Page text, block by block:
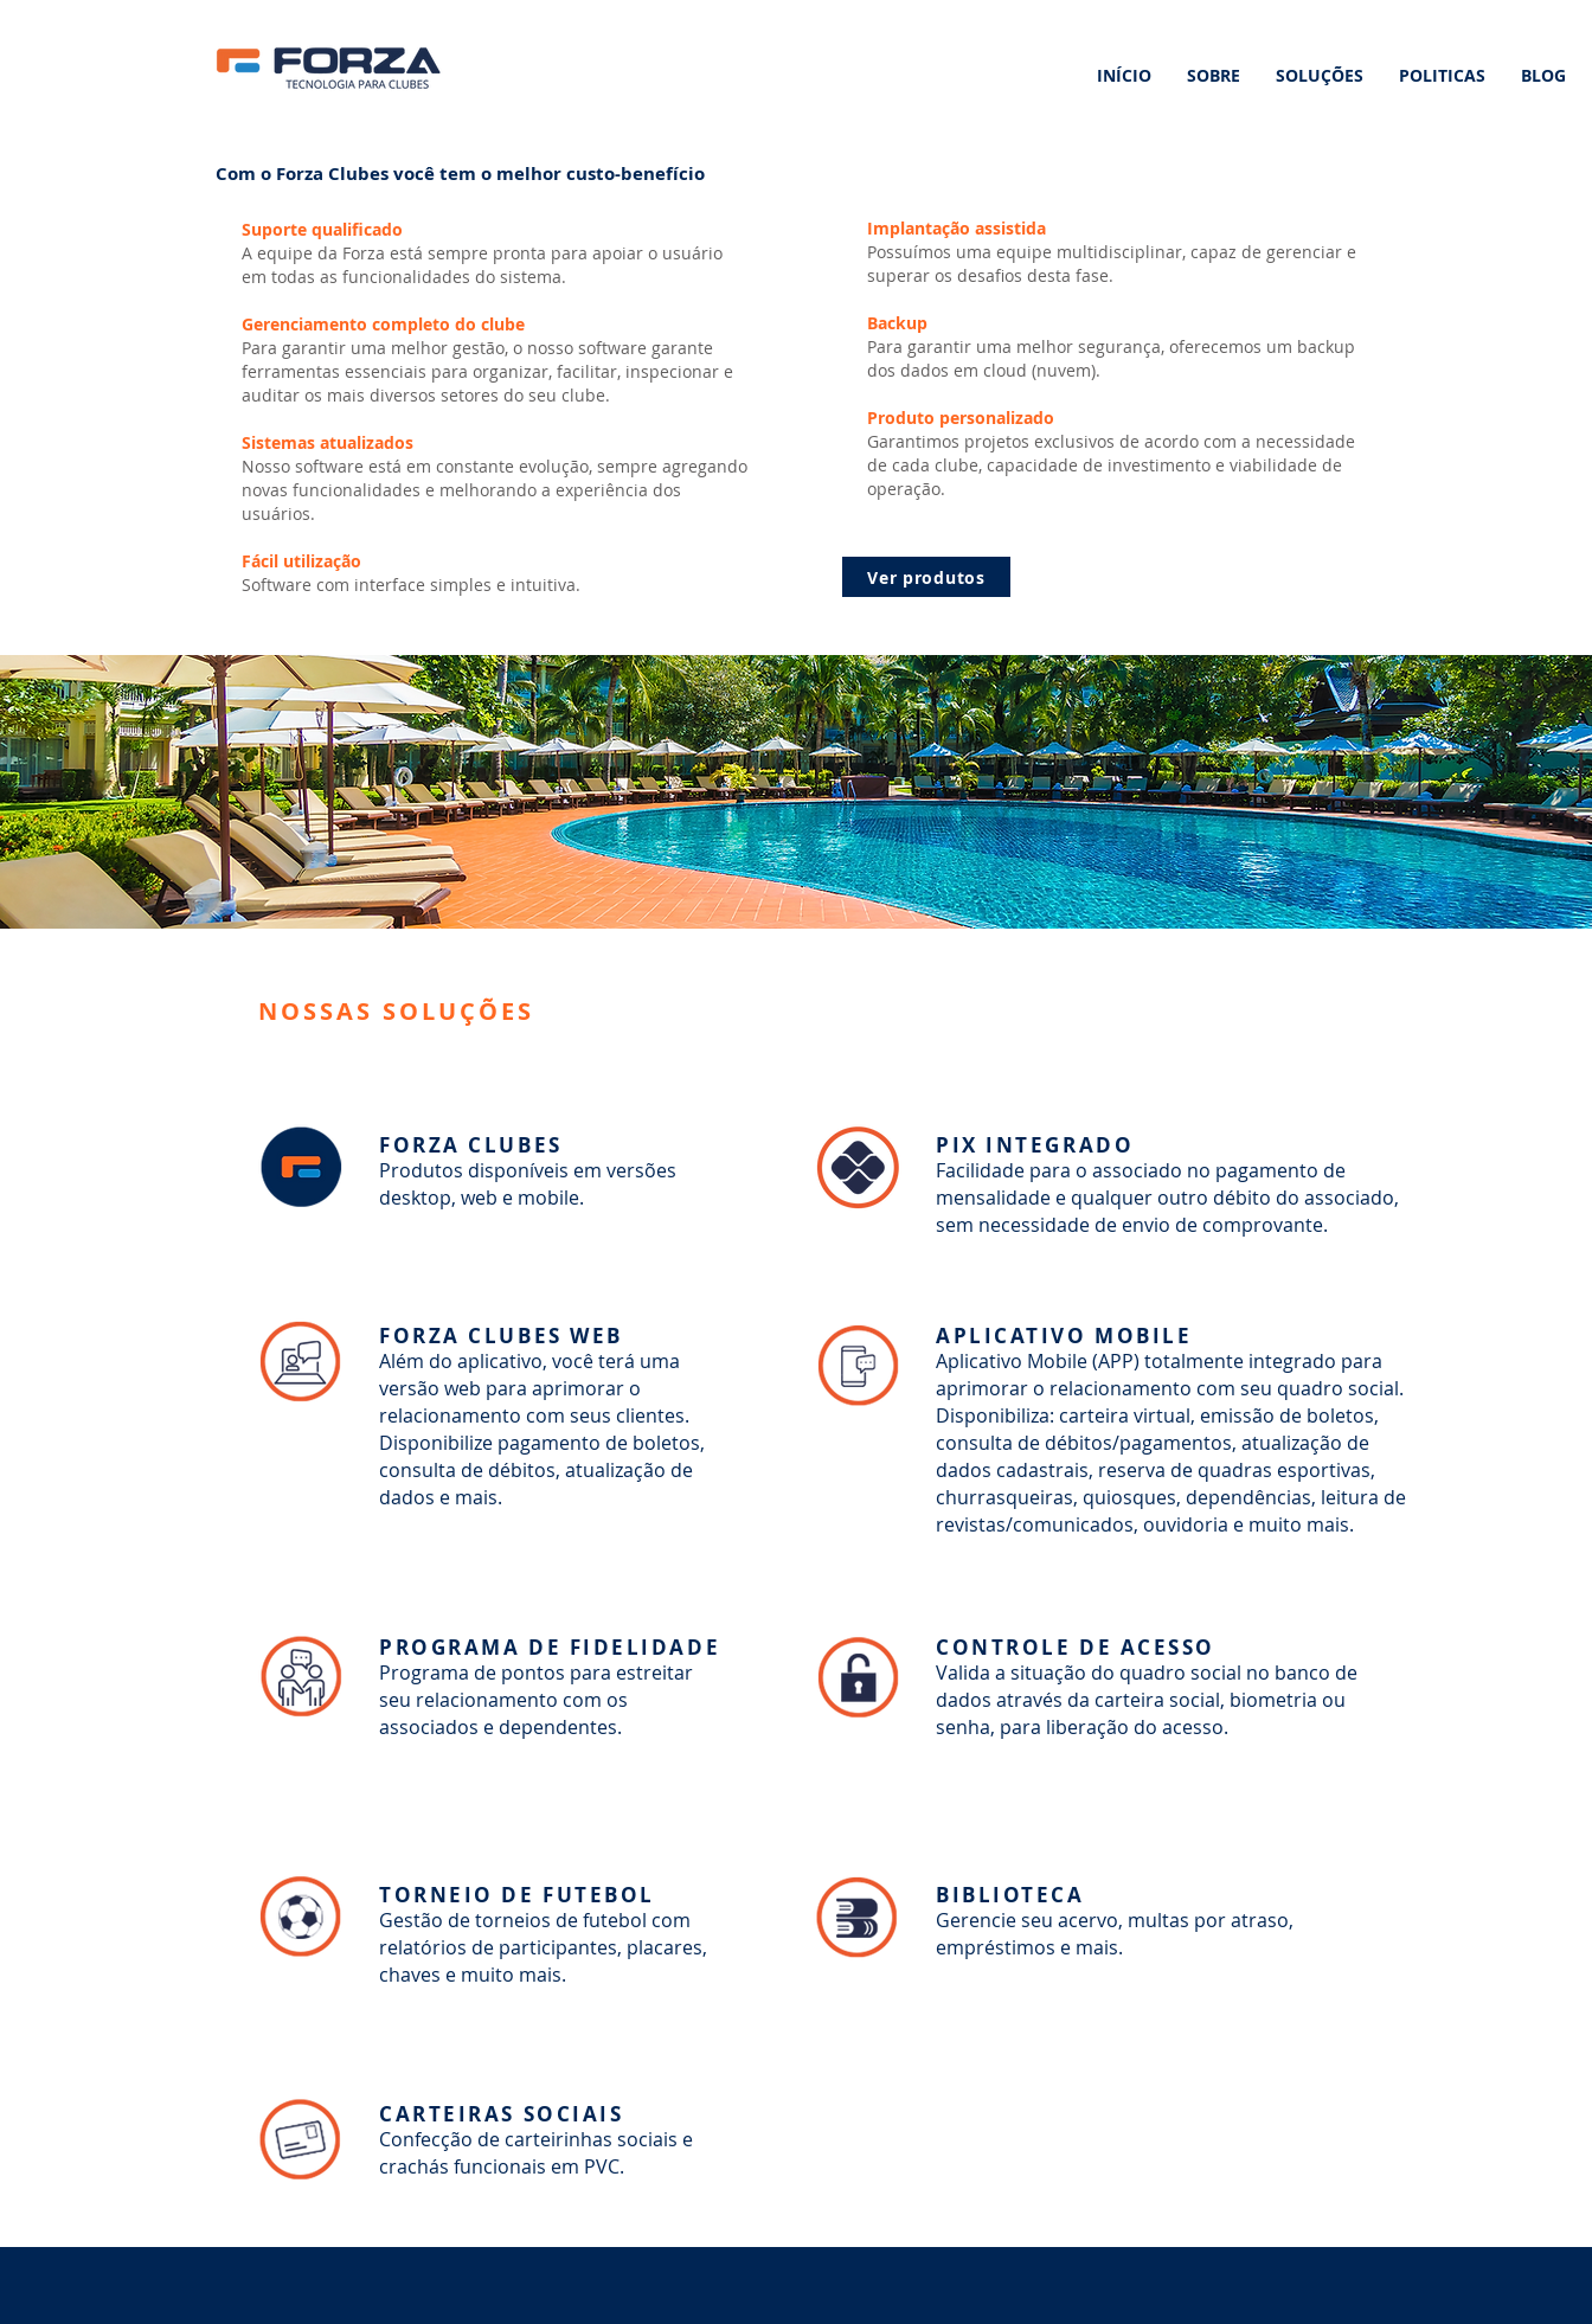
INÍCIO SOBRE SOLUÇÕES POLITICAS BLOG
Com o Forza Clubes você tem o melhor custo-benefício
Suporte qualificado
A equipe da Forza está sempre pronta para apoiar o usuário
em todas as funcionalidades do sistema.
Gerenciamento completo do clube
Para garantir uma melhor gestão, o nosso software garante
ferramentas essenciais para organizar, facilitar, inspecionar e
auditar os mais diversos setores do seu clube.
Sistemas atualizados
Nosso software está em constante evolução, sempre agregando
novas funcionalidades e melhorando a experiência dos
usuários.
Fácil utilização
Software com interface simples e intuitiva.
Implantação assistida
Possuímos uma equipe multidisciplinar, capaz de gerenciar e
superar os desafios desta fase.
Backup
Para garantir uma melhor segurança, oferecemos um backup
dos dados em cloud (nuvem).
Produto personalizado
Garantimos projetos exclusivos de acordo com a necessidade
de cada clube, capacidade de investimento e viabilidade de
operação.
Ver produtos
NOSSAS SOLUÇÕES
FORZA CLUBES
Produtos disponíveis em versões
desktop, web e mobile.
FORZA CLUBES WEB
Além do aplicativo, você terá uma
versão web para aprimorar o
relacionamento com seus clientes.
Disponibilize pagamento de boletos,
consulta de débitos, atualização de
dados e mais.
PIX INTEGRADO
Facilidade para o associado no pagamento de
mensalidade e qualquer outro débito do associado,
sem necessidade de envio de comprovante.
APLICATIVO MOBILE
Aplicativo Mobile (APP) totalmente integrado para
aprimorar o relacionamento com seu quadro social.
Disponibiliza: carteira virtual, emissão de boletos,
consulta de débitos/pagamentos, atualização de
dados cadastrais, reserva de quadras esportivas,
churrasqueiras, quiosques, dependências, leitura de
revistas/comunicados, ouvidoria e muito mais.
PROGRAMA DE FIDELIDADE
Programa de pontos para estreitar
seu relacionamento com os
associados e dependentes.
CONTROLE DE ACESSO
Valida a situação do quadro social no banco de
dados através da carteira social, biometria ou
senha, para liberação do acesso.
TORNEIO DE FUTEBOL
Gestão de torneios de futebol com
relatórios de participantes, placares,
chaves e muito mais.
BIBLIOTECA
Gerencie seu acervo, multas por atraso,
empréstimos e mais.
CARTEIRAS SOCIAIS
Confecção de carteirinhas sociais e
crachás funcionais em PVC.